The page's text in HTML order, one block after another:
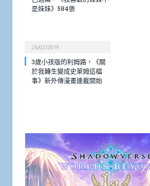
是妹妹》584張
26/02/2019
3歲小孩版的利姆路，《關
於我轉生變成史萊姆這檔
事》新外傳漫畫連載開始